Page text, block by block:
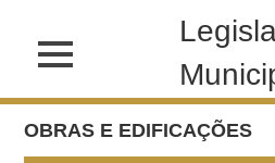
OBRAS E EDIFICAÇÕES